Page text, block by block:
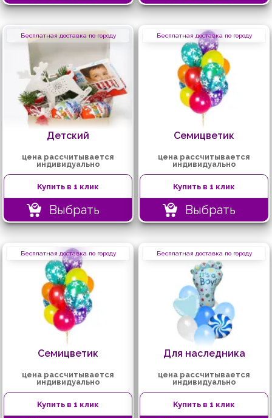
Бесплатная доставка по городу
Детский
цена рассчитывается
индивидуально
Купить в 1 клик
Выбрать
Бесплатная доставка по городу
Семицветик
цена рассчитывается
индивидуально
Купить в 1 клик
Выбрать
Бесплатная доставка по городу
Семицветик
цена рассчитывается
индивидуально
Купить в 1 клик
Бесплатная доставка по городу
Для наследника
цена рассчитывается
индивидуально
Купить в 1 клик